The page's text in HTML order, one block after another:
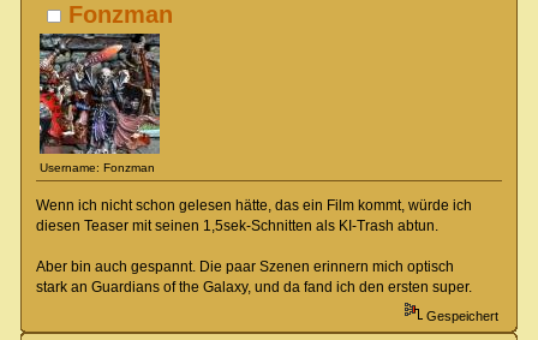
Fonzman
Username: Fonzman
Wenn ich nicht schon gelesen hätte, das ein Film kommt, würde ich
diesen Teaser mit seinen 1,5sek-Schnitten als KI-Trash abtun.
Aber bin auch gespannt. Die paar Szenen erinnern mich optisch
stark an Guardians of the Galaxy, und da fand ich den ersten super.
Gespeichert